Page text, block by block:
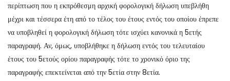
περίπτωση που η εκπρόθεσμη αρχική φορολογική δήλωση υπεβλήθη
μέχρι και τέσσερα έτη από το τέλος του έτους εντός του οποίου έπρεπε
να υποβληθεί η φορολογική δήλωση τότε ισχύει κανονικά η 5ετής
παραγραφή. Αν, όμως, υποβλήθηκε η δήλωση εντός του τελευταίου
έτους του 5ετούς ορίου παραγραφής τότε το χρονικό όριο της
παραγραφής επεκτείνεται από την 5ετία στην 8ετία.